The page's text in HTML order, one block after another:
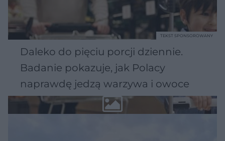
Daleko do pięciu porcji dziennie.
Badanie pokazuje, jak Polacy
naprawdę jedzą warzywa i owoce
TEKST SPONSOROWANY